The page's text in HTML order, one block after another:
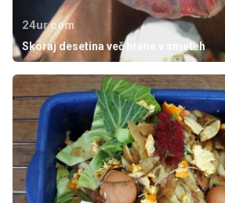
24ur.com
Skoraj desetina več hrane v smeteh